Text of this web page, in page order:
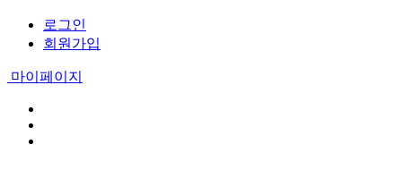
로그인
회원가입
마이페이지